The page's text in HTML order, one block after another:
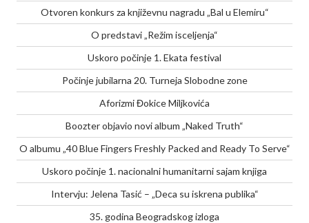
Otvoren konkurs za književnu nagradu „Bal u Elemiru“
O predstavi „Režim isceljenja“
Uskoro počinje 1. Ekata festival
Počinje jubilarna 20. Turneja Slobodne zone
Aforizmi Đokice Miljkovića
Boozter objavio novi album „Naked Truth“
O albumu „40 Blue Fingers Freshly Packed and Ready To Serve“
Uskoro počinje 1. nacionalni humanitarni sajam knjiga
Intervju: Jelena Tasić – „Deca su iskrena publika“
35. godina Beogradskog izloga